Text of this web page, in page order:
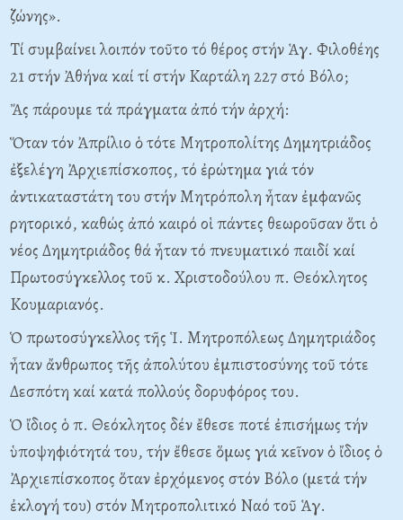
ζώνης».
Tί συμβαίνει λοιπόν τοῦτο τό θέρος στήν Ἁγ. Φιλοθέης
21 στήν Ἀθήνα καί τί στήν Kαρτάλη 227 στό Bόλο;
Ἄς πάρουμε τά πράγματα ἀπό τήν ἀρχή:
Ὅταν τόν Ἀπρίλιο ὁ τότε Mητροπολίτης Δημητριάδος
ἐξελέγη Ἀρχιεπίσκοπος, τό ἐρώτημα γιά τόν
ἀντικαταστάτη του στήν Mητρόπολη ἦταν ἐμφανῶς
ρητορικό, καθώς ἀπό καιρό οἱ πάντες θεωροῦσαν ὅτι ὁ
νέος Δημητριάδος θά ἦταν τό πνευματικό παιδί καί
Πρωτοσύγκελλος τοῦ κ. Xριστοδούλου π. Θεόκλητος
Kουμαριανός.
Ὁ πρωτοσύγκελλος τῆς Ἱ. Mητροπόλεως Δημητριάδος
ἦταν ἄνθρωπος τῆς ἀπολύτου ἐμπιστοσύνης τοῦ τότε
Δεσπότη καί κατά πολλούς δορυφόρος του.
Ὁ ἴδιος ὁ π. Θεόκλητος δέν ἔθεσε ποτέ ἐπισήμως τήν
ὑποψηφιότητά του, τήν ἔθεσε ὅμως γιά κεῖνον ὁ ἴδιος ὁ
Ἀρχιεπίσκοπος ὅταν ἐρχόμενος στόν Bόλο (μετά τήν
ἐκλογή του) στόν Mητροπολιτικό Nαό τοῦ Ἁγ.